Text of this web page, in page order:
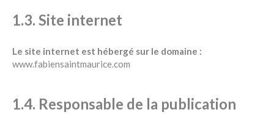
1.3. Site internet
Le site internet est hébergé sur le domaine :
www.fabiensaintmaurice.com
1.4. Responsable de la publication